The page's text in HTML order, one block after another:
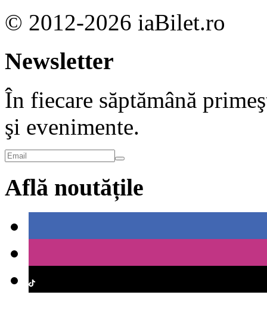
© 2012-2026 iaBilet.ro
Newsletter
În fiecare săptămână
şi evenimente.
Află noutățile